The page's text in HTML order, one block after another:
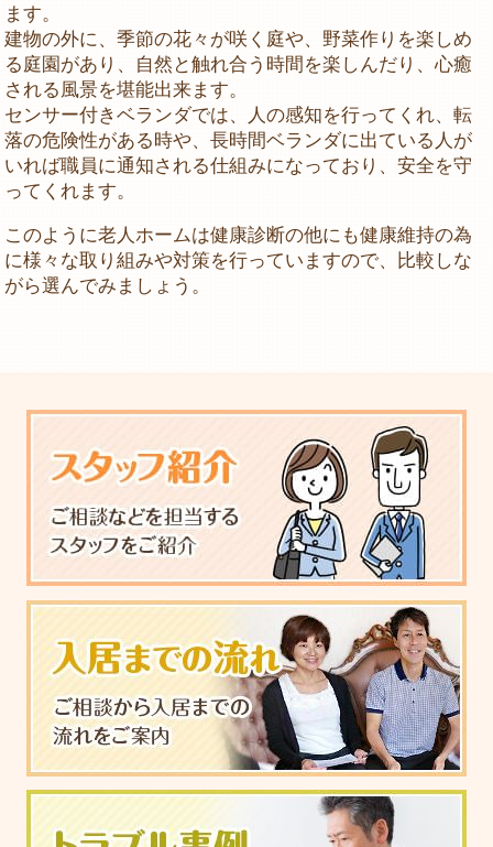
ます。
建物の外に、季節の花々が咲く庭や、野菜作りを楽しめ
る庭園があり、自然と触れ合う時間を楽しんだり、心癒
される風景を堪能出来ます。
センサー付きベランダでは、人の感知を行ってくれ、転
落の危険性がある時や、長時間ベランダに出ている人が
いれば職員に通知される仕組みになっており、安全を守
ってくれます。
このように老人ホームは健康診断の他にも健康維持の為
に様々な取り組みや対策を行っていますので、比較しな
がら選んでみましょう。